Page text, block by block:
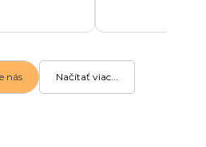
nás Načítať viac...